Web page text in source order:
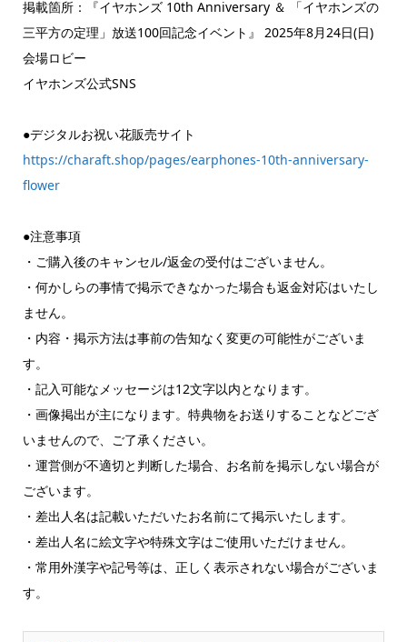
掲載箇所：『イヤホンズ 10th Anniversary ＆ 「イヤホンズの
三平方の定理」放送100回記念イベント』 2025年8月24日(日)
会場ロビー
イヤホンズ公式SNS
●デジタルお祝い花販売サイト
https://charaft.shop/pages/earphones-10th-anniversary-
flower
●注意事項
・ご購入後のキャンセル/返金の受付はございません。
・何かしらの事情で掲示できなかった場合も返金対応はいたし
ません。
・内容・掲示方法は事前の告知なく変更の可能性がございま
す。
・記入可能なメッセージは12文字以内となります。
・画像掲出が主になります。特典物をお送りすることなどござ
いませんので、ご了承ください。
・運営側が不適切と判断した場合、お名前を掲示しない場合が
ございます。
・差出人名は記載いただいたお名前にて掲示いたします。
・差出人名に絵文字や特殊文字はご使用いただけません。
・常用外漢字や記号等は、正しく表示されない場合がございま
す。